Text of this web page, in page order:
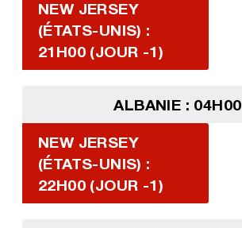
NEW JERSEY
(ÉTATS-UNIS) :
21H00 (JOUR -1)
ALBANIE : 04H00
NEW JERSEY
(ÉTATS-UNIS) :
22H00 (JOUR -1)